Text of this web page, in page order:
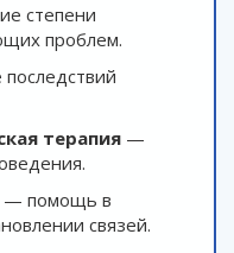
степени
проблем.
терапия —
— помощь в
связей.